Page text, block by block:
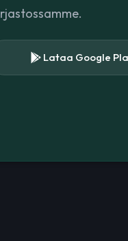
Lataa Google